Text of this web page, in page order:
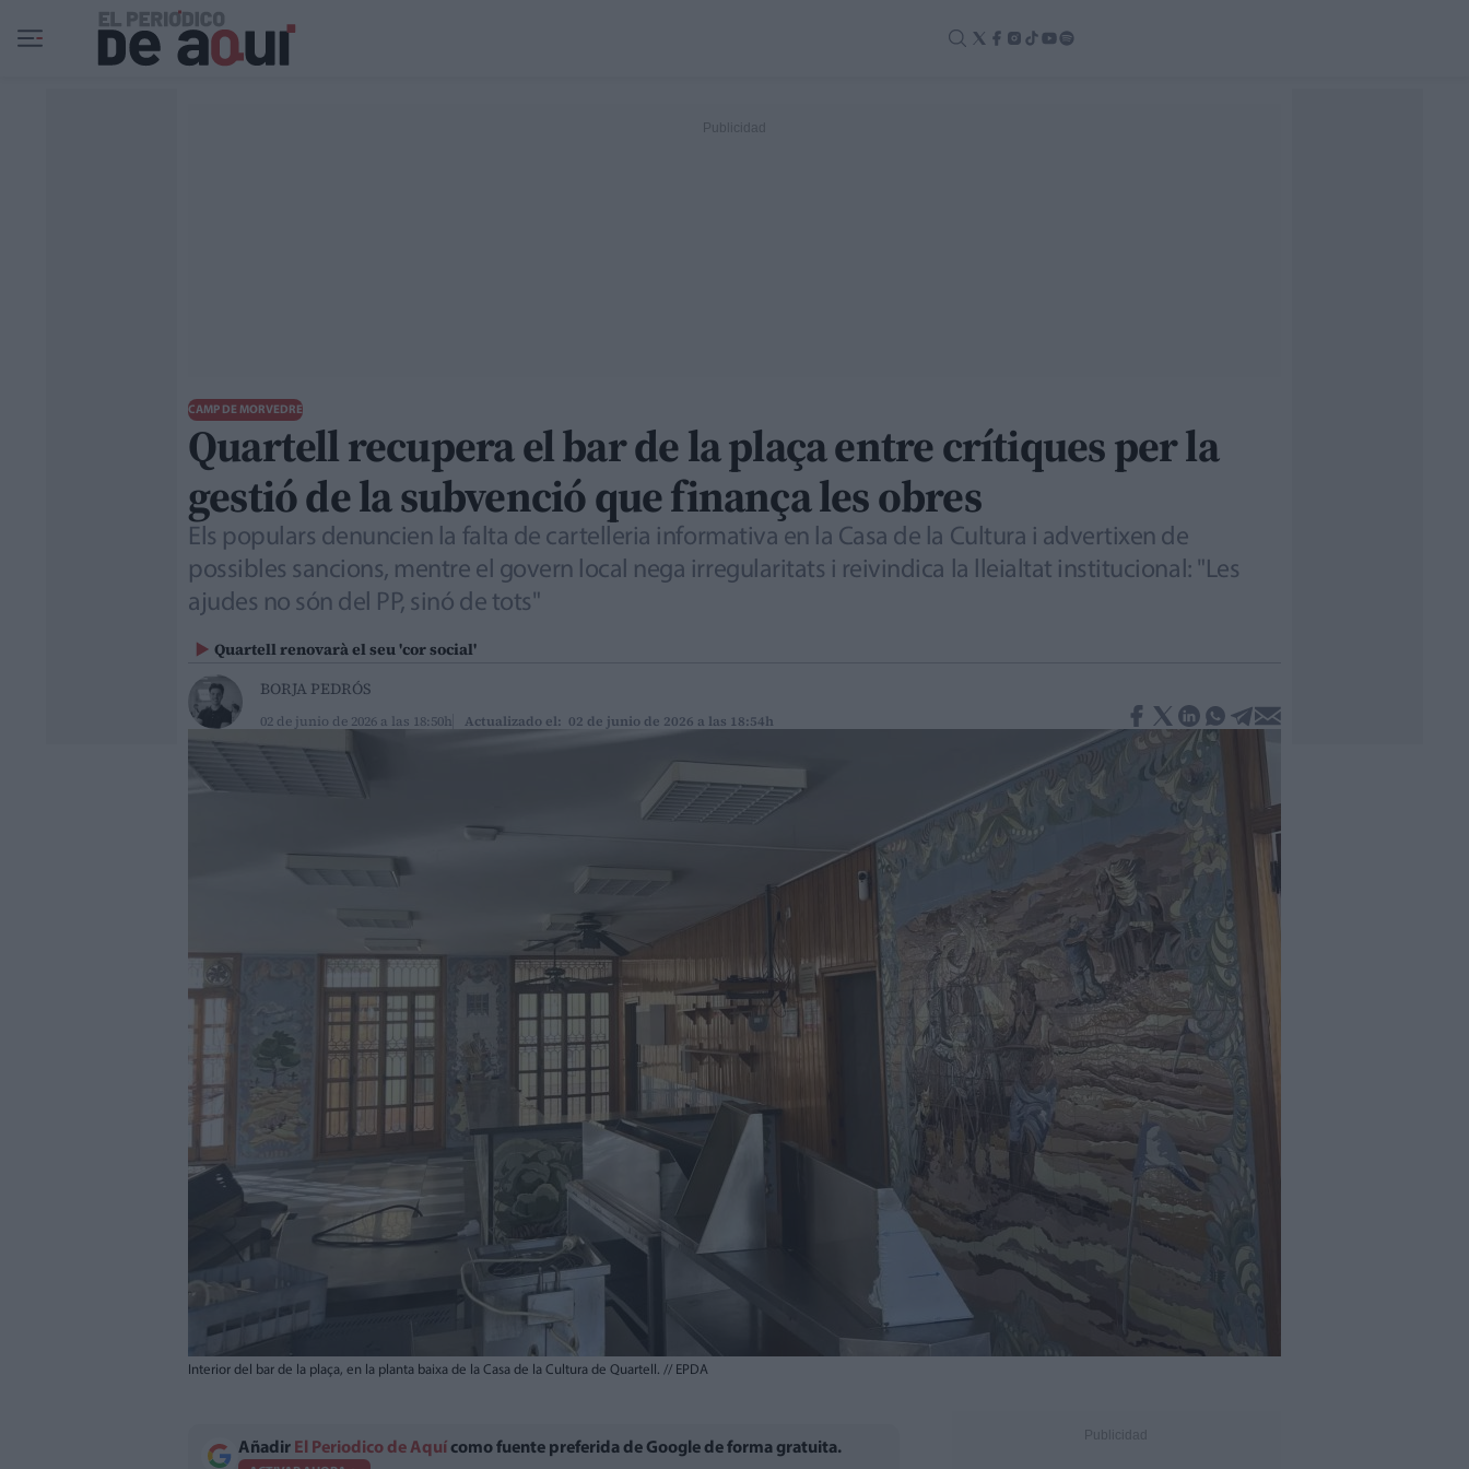
Ir al contenido principal
CAMP DE MORVEDRE
Quartell recupera el bar de la plaça entre crítiques per la
gestió de la subvenció que finança les obres
Els populars denuncien la falta de cartelleria informativa en la Casa de la Cultura i advertixen de
possibles sancions, mentre el govern local nega irregularitats i reivindica la lleialtat institucional: "Les
ajudes no són del PP, sinó de tots"
Quartell renovarà el seu 'cor social'
BORJA PEDRÓS
02 de junio de 2026 a las 18:50h Actualizado el: 02 de junio de 2026 a las 18:54h
Interior del bar de la plaça, en la planta baixa de la Casa de la Cultura de Quartell. // EPDA
Añadir El Periodico de Aquí como fuente preferida de Google de forma gratuita.